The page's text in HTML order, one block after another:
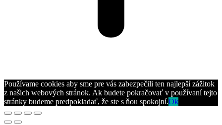
Používame cookies aby sme pre vás zabezpečili ten najlepší zážitok
z našich webových stránok. Ak budete pokračovať v používaní tejto
stránky budeme predpokladať, že ste s ňou spokojní.Ok